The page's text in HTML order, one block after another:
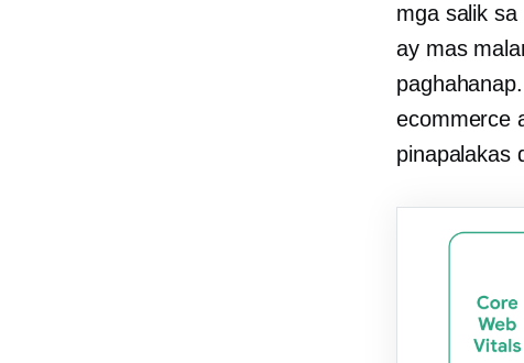
mga salik
ay mas
ecommerce
pinapalakas